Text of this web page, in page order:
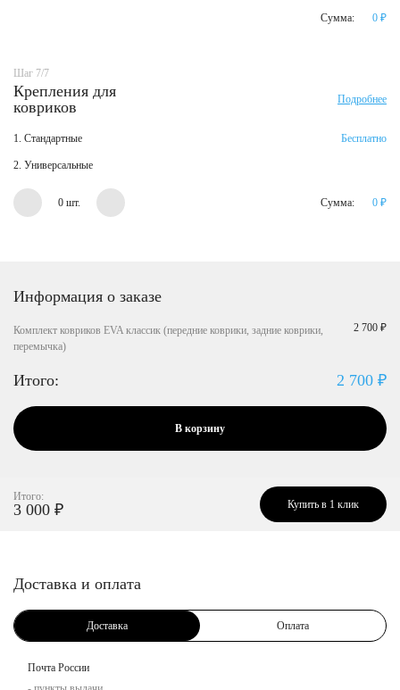
Сумма: 0 ₽
Шаг 7/7
Крепления для
ковриков
Подробнее
1. Стандартные Бесплатно
2. Универсальные
0 шт. Сумма: 0 ₽
Информация о заказе
Комплект ковриков EVA классик (передние коврики, задние коврики,
перемычка)
2 700 ₽
Итого: 2 700 ₽
В корзину
Итого:
3 000 ₽ Купить в 1 клик
Доставка и оплата
Доставка Оплата
Почта России